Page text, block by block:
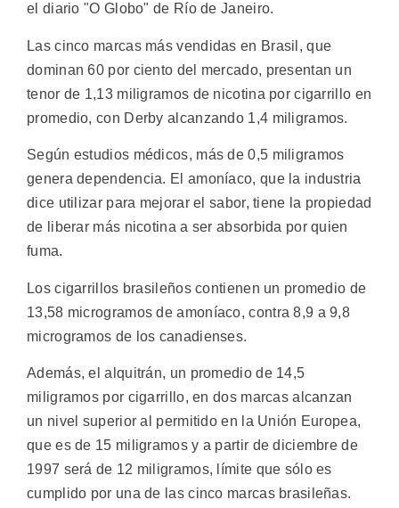
el diario "O Globo" de Río de Janeiro.
Las cinco marcas más vendidas en Brasil, que
dominan 60 por ciento del mercado, presentan un
tenor de 1,13 miligramos de nicotina por cigarrillo en
promedio, con Derby alcanzando 1,4 miligramos.
Según estudios médicos, más de 0,5 miligramos
genera dependencia. El amoníaco, que la industria
dice utilizar para mejorar el sabor, tiene la propiedad
de liberar más nicotina a ser absorbida por quien
fuma.
Los cigarrillos brasileños contienen un promedio de
13,58 microgramos de amoníaco, contra 8,9 a 9,8
microgramos de los canadienses.
Además, el alquitrán, un promedio de 14,5
miligramos por cigarrillo, en dos marcas alcanzan
un nivel superior al permitido en la Unión Europea,
que es de 15 miligramos y a partir de diciembre de
1997 será de 12 miligramos, límite que sólo es
cumplido por una de las cinco marcas brasileñas.